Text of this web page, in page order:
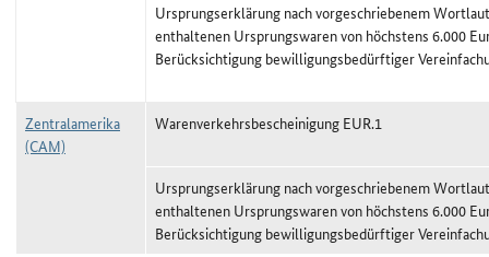
Ursprungserklärung nach vorgeschriebenem
enthaltenen Ursprungswaren von höchstens 6.000
Berücksichtigung bewilligungsbedürftiger
Zentralamerika
(CAM)
Warenverkehrsbescheinigung EUR.1
Ursprungserklärung nach vorgeschriebenem
enthaltenen Ursprungswaren von höchstens 6.000
Berücksichtigung bewilligungsbedürftiger